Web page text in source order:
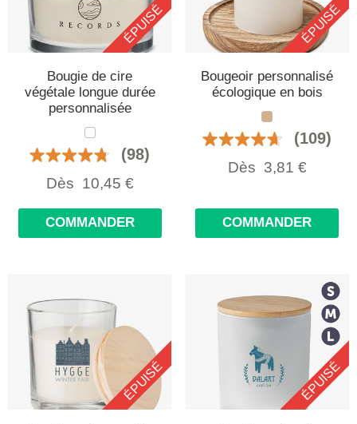
ÉPUISÉ
Bougie de cire
végétale longue durée
personnalisée
(98)
Dès 10,45 €
COMMANDER
ÉPUISÉ
Bougeoir personnalisé
écologique en bois
(109)
Dès 3,81 €
COMMANDER
ÉPUISÉ ÉPUISÉ